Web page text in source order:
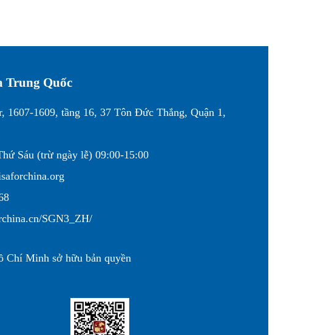
Trung Quốc
1607-1609, tầng 16, 37 Tôn Đức Thắng, Quận 1,
Sáu (trừ ngày lễ) 09:00-15:00
SGN3_ZH/
Chí Minh sở hữu bản quyền